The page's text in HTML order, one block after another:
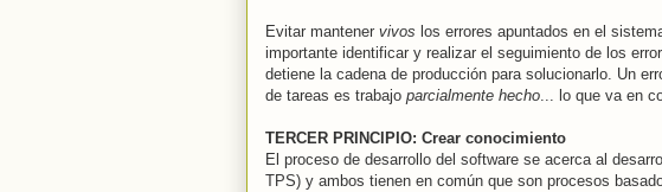
Evitar mantener vivos los errores apuntados en el
importante identificar y realizar el seguimiento de los
detiene la cadena de producción para solucionarlo. Un
de tareas es trabajo parcialmente hecho... lo que va en
TERCER PRINCIPIO: Crear conocimiento
El proceso de desarrollo del software se acerca al
TPS) y ambos tienen en común que son procesos